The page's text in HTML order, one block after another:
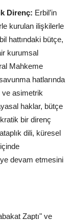
Direnç: Erbil’in
kurulan ilişkilerle
hattındaki bütçe,
kurumsal
Mahkeme
hatlarında
ve asimetrik
haklar, bütçe
bir direnç
dili, küresel
devam etmesini
Zaptı" ve